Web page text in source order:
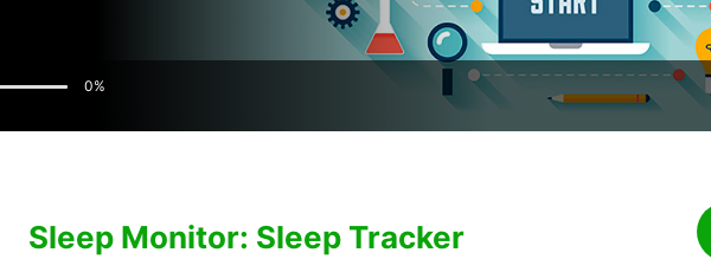
0%
Sleep Monitor: Sleep Tracker